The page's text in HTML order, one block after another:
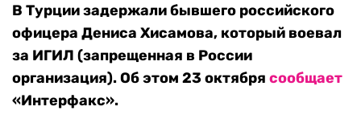
В Турции задержали бывшего российского
офицера Дениса Хисамова, который воевал
за ИГИЛ (запрещенная в России
организация). Об этом 23 октября сообщает
«Интерфакс».